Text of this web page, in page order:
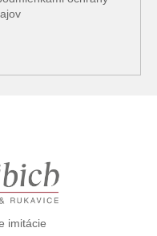
imitácie